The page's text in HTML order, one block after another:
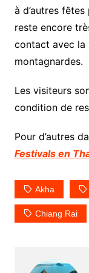
à d’autres
reste encore
contact avec la
montagnardes.
Les visiteurs
condition de
Pour d’autres
Festivals en
Akha
Chiang Rai